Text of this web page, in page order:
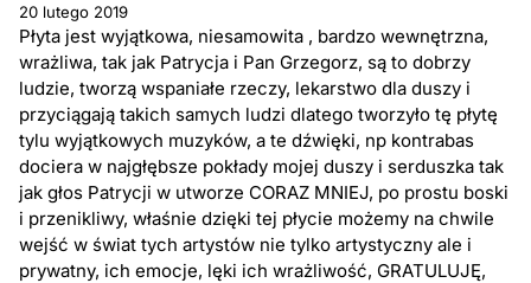
20 lutego 2019
Płyta jest wyjątkowa, niesamowita , bardzo wewnętrzna,
wrażliwa, tak jak Patrycja i Pan Grzegorz, są to dobrzy
ludzie, tworzą wspaniałe rzeczy, lekarstwo dla duszy i
przyciągają takich samych ludzi dlatego tworzyło tę płytę
tylu wyjątkowych muzyków, a te dźwięki, np kontrabas
dociera w najgłębsze pokłady mojej duszy i serduszka tak
jak głos Patrycji w utworze CORAZ MNIEJ, po prostu boski
i przenikliwy, właśnie dzięki tej płycie możemy na chwile
wejść w świat tych artystów nie tylko artystyczny ale i
prywatny, ich emocje, lęki ich wrażliwość, GRATULUJĘ,